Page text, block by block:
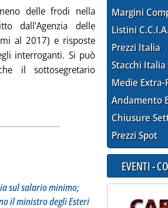
delle frodi nella
dall'Agenzia delle
al 2017) e risposte
interroganti. Si può
il sottosegretario
tutta la notizia: 'Frodi carburanti, il
Arriva al Senato il Decreto crescita; audizioni:
sul salario minimo;
il ministro degli Esteri
Margini
Listini
Prezzi Italia
Stacchi Italia
Medie Extra-
Andamento
Chiusure
Prezzi Spot
EVENTI -